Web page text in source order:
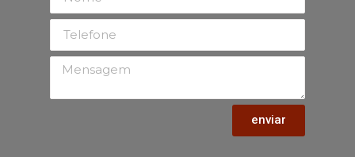
enviar